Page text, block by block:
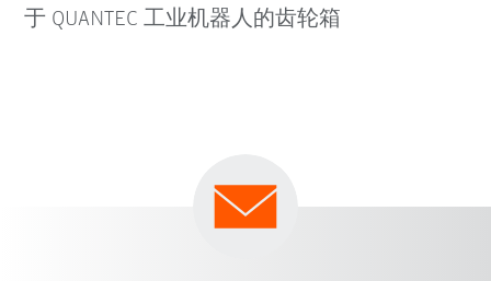
于 QUANTEC 工业机器人的齿轮箱